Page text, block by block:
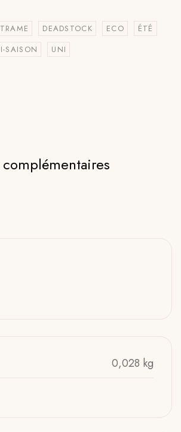
DEADSTOCK ECO
ÉTÉ
SAISON UNI
0,028 kg